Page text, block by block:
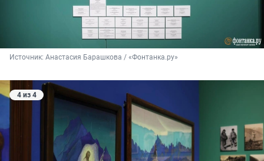
Источник: Анастасия Барашкова / «Фонтанка.ру»
4 из 4